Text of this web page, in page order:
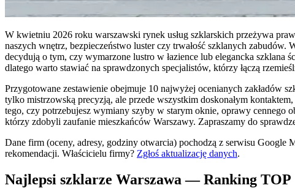
W kwietniu 2026 roku warszawski rynek usług szklarskich przeżywa
naszych wnętrz, bezpieczeństwo luster czy trwałość szklanych
decydują o tym, czy wymarzone lustro w łazience lub elegancka szklana
dlatego warto stawiać na sprawdzonych specjalistów, którzy łączą
Przygotowane zestawienie obejmuje 10 najwyżej ocenianych zakładów
tylko mistrzowską precyzją, ale przede wszystkim doskonałym
tego, czy potrzebujesz wymiany szyby w starym oknie, oprawy cennego
którzy zdobyli zaufanie mieszkańców Warszawy. Zapraszamy do
Dane firm (oceny, adresy, godziny otwarcia) pochodzą z serwisu
rekomendacji. Właścicielu firmy? Zgłoś aktualizację danych.
Najlepsi szklarze Warszawa — Ranking TOP